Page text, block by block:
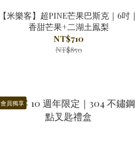
【米樂客】超PINE芒果巴斯克｜6吋｜
香甜芒果+二湖土鳯梨
NT$710
NT$850
會員獨享